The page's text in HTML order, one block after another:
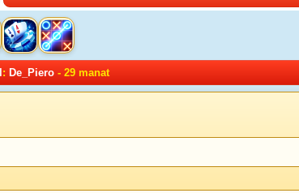
: De_Piero- 29 manat